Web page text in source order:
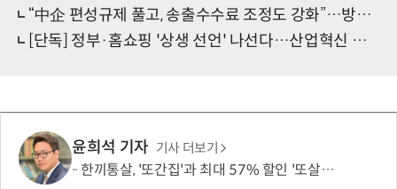
“中企 편성규제 풀고, 송출수수료 조정도 강화”…방미통위, 홈쇼핑 규제 손질 착수
[단독] 정부·홈쇼핑 '상생 선언' 나선다…산업혁신 가속 페달
윤희석 기자 기사 더보기
한끼통살, '또간집'과 최대 57% 할인 '또살집' 프로모션